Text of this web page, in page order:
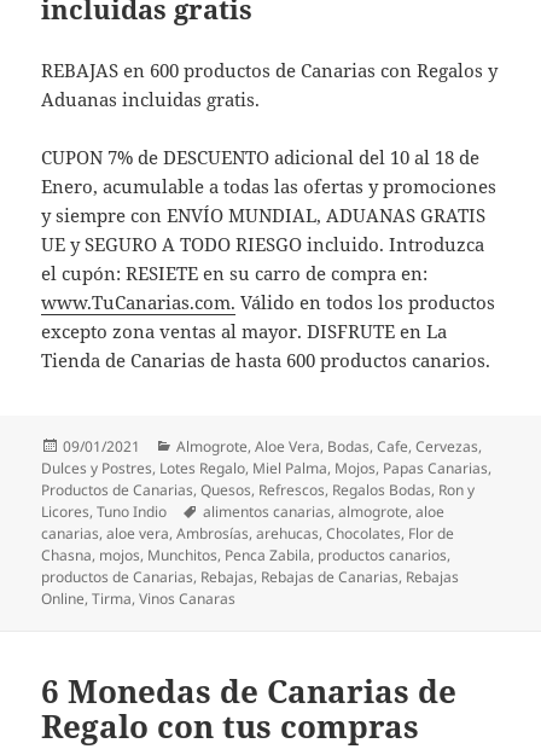
incluidas gratis
REBAJAS en 600 productos de Canarias con Regalos y
Aduanas incluidas gratis.
CUPON 7% de DESCUENTO adicional del 10 al 18 de
Enero, acumulable a todas las ofertas y promociones
y siempre con ENVÍO MUNDIAL, ADUANAS GRATIS
UE y SEGURO A TODO RIESGO incluido. Introduzca
el cupón: RESIETE en su carro de compra en:
www.TuCanarias.com. Válido en todos los productos
excepto zona ventas al mayor. DISFRUTE en La
Tienda de Canarias de hasta 600 productos canarios.
Publicado
el
09/01/2021 Categorías
Almogrote,Aloe Vera, Bodas,Cafe,Cervezas,
Dulces y Postres, Lotes Regalo, Miel Palma, Mojos, Papas Canarias,
Productos de Canarias,Quesos, Refrescos, Regalos Bodas, Ron y
Licores,Tuno Indio Etiquetas
alimentos canarias,almogrote,aloe
canarias,aloe vera,Ambrosías,arehucas,Chocolates, Flor de
Chasna, mojos, Munchitos, Penca Zabila, productos canarios,
productos de Canarias, Rebajas, Rebajas de Canarias, Rebajas
Online,Tirma,Vinos Canaras
6 Monedas de Canarias de
Regalo con tus compras